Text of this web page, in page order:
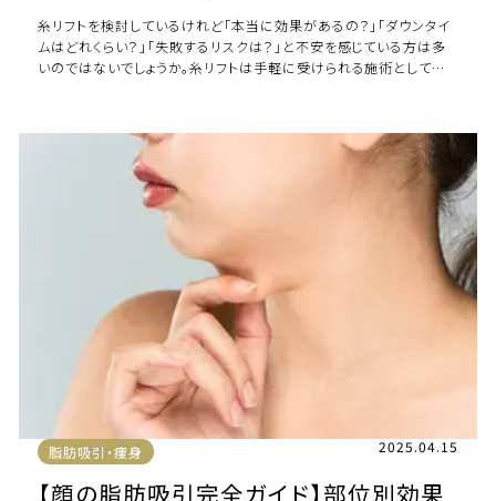
糸リフトを検討しているけれど「本当に効果があるの？」「ダウンタイ
ムはどれくらい？」「失敗するリスクは？」と不安を感じている方は多
いのではないでしょうか。糸リフトは手軽に受けられる施術として人
脂肪吸引・痩身 2025.04.15
【顔の脂肪吸引完全ガイド】部位別効果